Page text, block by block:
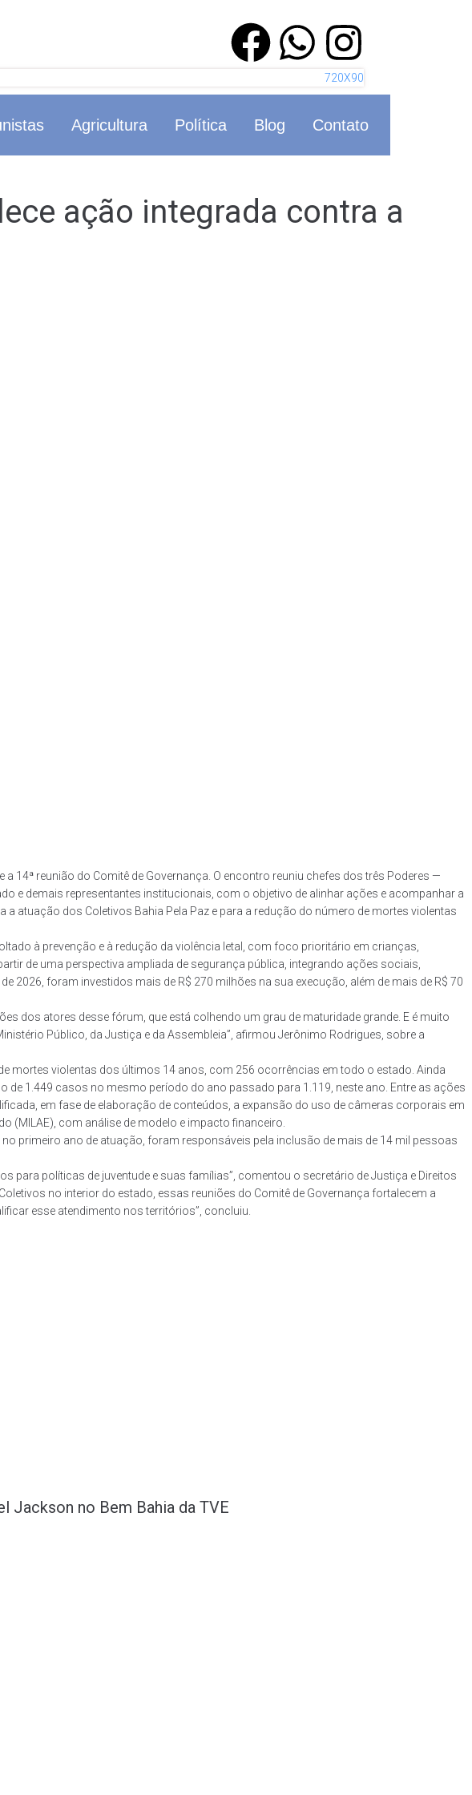
Agricultura Política Blog Contato
ação integrada contra a
14ª reunião do Comitê de Governança. O encontro reuniu chefes dos três Poderes —
e demais representantes institucionais, com o objetivo de alinhar ações e acompanhar a
dos Coletivos Bahia Pela Paz e para a redução do número de mortes violentas
à prevenção e à redução da violência letal, com foco prioritário em crianças,
de uma perspectiva ampliada de segurança pública, integrando ações sociais,
2026, foram investidos mais de R$ 270 milhões na sua execução, além de mais de R$ 70
dos atores desse fórum, que está colhendo um grau de maturidade grande. E é muito
Público, da Justiça e da Assembleia”, afirmou Jerônimo Rodrigues, sobre a
mortes violentas dos últimos 14 anos, com 256 ocorrências em todo o estado. Ainda
1.449 casos no mesmo período do ano passado para 1.119, neste ano. Entre as ações
em fase de elaboração de conteúdos, a expansão do uso de câmeras corporais em
(MILAE), com análise de modelo e impacto financeiro.
primeiro ano de atuação, foram responsáveis pela inclusão de mais de 14 mil pessoas
políticas de juventude e suas famílias”, comentou o secretário de Justiça e Direitos
no interior do estado, essas reuniões do Comitê de Governança fortalecem a
esse atendimento nos territórios”, concluiu.
Jackson no Bem Bahia da TVE